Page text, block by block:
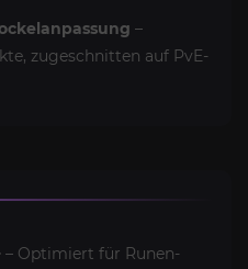
–
zugeschnitten auf PvE-
– Optimiert für Runen-